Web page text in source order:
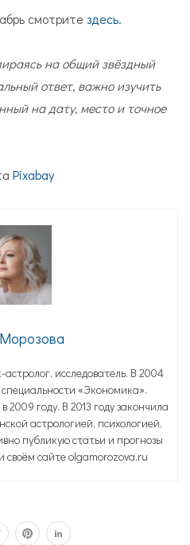
смотритездесь.
на общий звёздный
ответ, важно изучить
на дату, место и точное
Pixabay
исследователь. В 2004
«Экономика».
2009 году. В 2013 году закончила
астрологией, психологией,
публикую статьи и прогнозы
своём сайте olgamorozova.ru